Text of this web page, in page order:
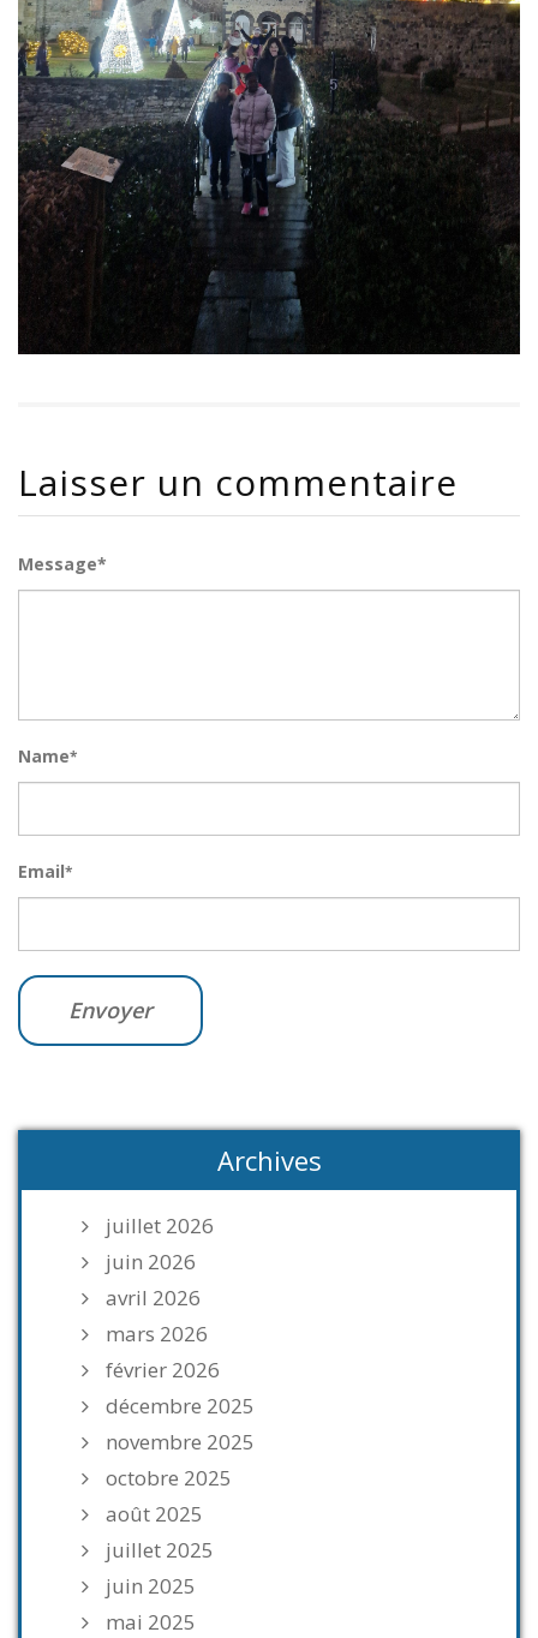
Laisser un commentaire
Message*
Name*
Email*
Archives
juillet 2026
juin 2026
avril 2026
mars 2026
février 2026
décembre 2025
novembre 2025
octobre 2025
août 2025
juillet 2025
juin 2025
mai 2025